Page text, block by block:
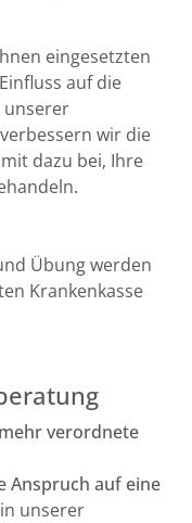
eingesetzten
auf die
unserer
wir die
dazu bei, Ihre
Übung werden
Krankenkasse
verordnete
Anspruch auf eine
in unserer